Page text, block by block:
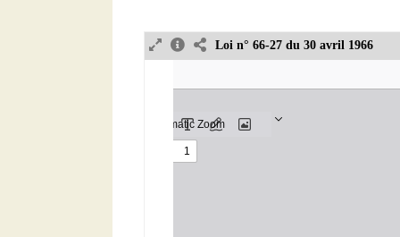
Loi n° 66-27 du 30 avril 1966